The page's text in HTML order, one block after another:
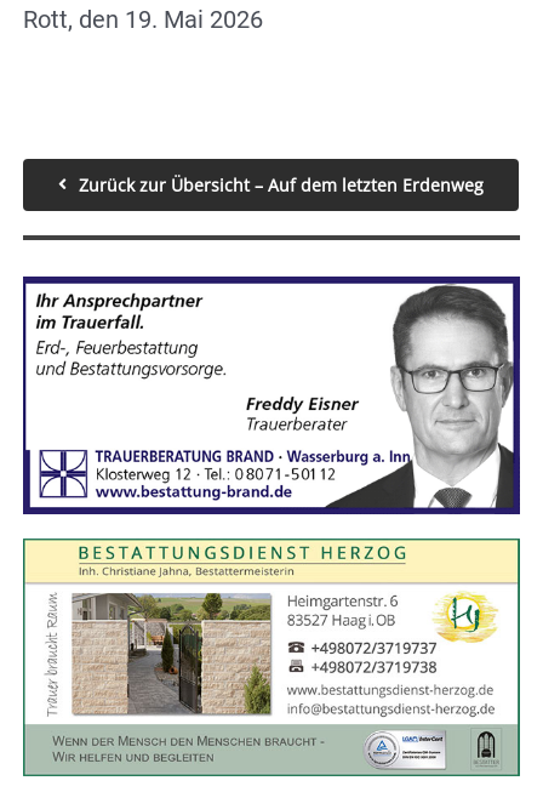
Rott, den 19. Mai 2026
Zurück zur Übersicht – Auf dem letzten Erdenweg